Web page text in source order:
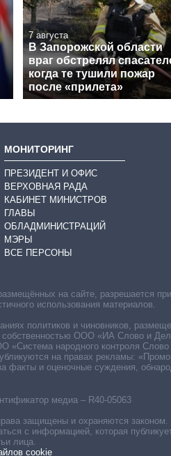
7 августа
В Запорожской области
враг обстрелял
когда те тушили пожар
после «прилета»
МОНИТОРИНГ
ПРЕЗИДЕНТ И ОФИС
ВЕРХОВНАЯ РАДА
КАБИНЕТ МИНИСТРОВ
ГЛАВЫ
ОБЛАДМИНИСТРАЦИЙ
МЭРЫ
ВСЕ ПЕРСОНЫ
медиа – R40-05063
защищены и охраняются законом.
с информацией, которая
лица.
cookie
на сайте, разрешается
использования материалов.
политиков и чиновников,
ООО «ИА Слово и
«Система народного контроля Слово
на правах рекламы:
факты и оценочные суждения,